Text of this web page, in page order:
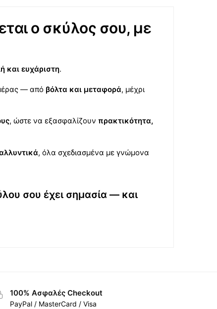
ο σκύλος σου, με
και ευχάριστη.
— από βόλτα και μεταφορά, μέχρι
, ώστε να εξασφαλίζουν πρακτικότητα,
, όλα σχεδιασμένα με γνώμονα
σου έχει σημασία — και
100% Ασφαλές Checkout
PayPal / MasterCard / Visa